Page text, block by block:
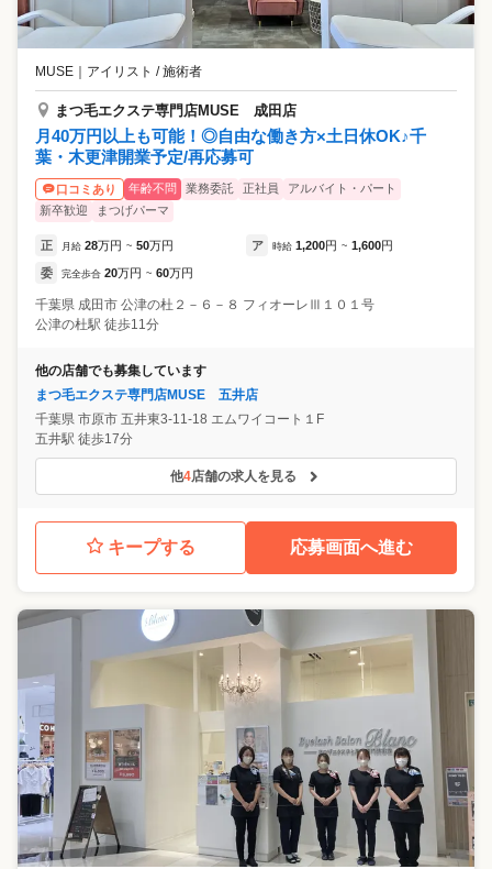
MUSE ｜ アイリスト / 施術者
まつ毛エクステ専門店MUSE 成田店
月40万円以上も可能！◎自由な働き方×土日休OK♪千
葉・木更津開業予定/再応募可
口コミあり 年齢不問 業務委託 正社員
アルバイト・パート
新卒歓迎
まつげパーマ
正 月給 28万円 ~ 50万円 ア 時給 1,200円 ~ 1,600円
委 完全歩合 20万円 ~ 60万円
千葉県 成田市 公津の杜２－６－８ フィオーレⅢ１０１号
公津の杜駅 徒歩11分
他の店舗でも募集しています
まつ毛エクステ専門店MUSE 五井店
千葉県 市原市 五井東3-11-18 エムワイコート１F
五井駅 徒歩17分
他4店舗の求人を見る
キープする 応募画面へ進む